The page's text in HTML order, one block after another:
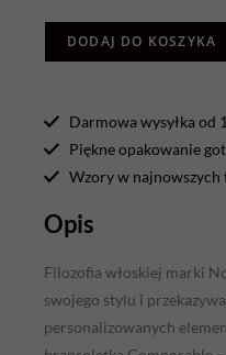
DODAJ DO KOSZYKA
Darmowa wysyłka od
Piękne opakowanie
Wzory w najnowszych
Opis
Filozofia włoskiej marki
swojego stylu i
personalizowanych